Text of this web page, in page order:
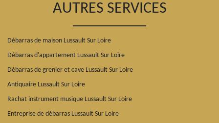
AUTRES SERVICES
Débarras de maison Lussault Sur Loire
Débarras d'appartement Lussault Sur Loire
Débarras de grenier et cave Lussault Sur Loire
Antiquaire Lussault Sur Loire
Rachat instrument musique Lussault Sur Loire
Entreprise de débarras Lussault Sur Loire